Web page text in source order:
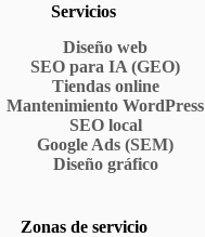
Servicios
Diseño web
SEO para IA (GEO)
Tiendas online
Mantenimiento WordPress
SEO local
Google Ads (SEM)
Diseño gráfico
Zonas de servicio